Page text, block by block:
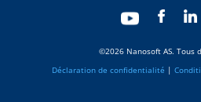
©2026 Nanosoft AS. Tous
Déclaration de confidentialité |